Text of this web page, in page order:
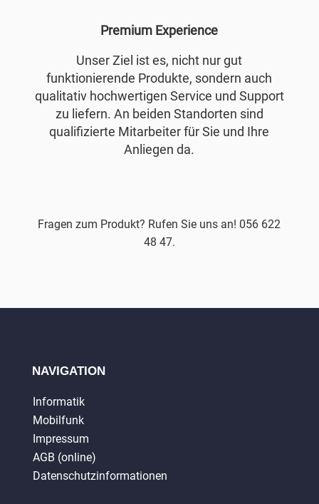
Premium Experience
Unser Ziel ist es, nicht nur gut
funktionierende Produkte, sondern auch
qualitativ hochwertigen Service und Support
zu liefern. An beiden Standorten sind
qualifizierte Mitarbeiter für Sie und Ihre
Anliegen da.
Fragen zum Produkt? Rufen Sie uns an! 056 622
48 47.
NAVIGATION
Informatik
Mobilfunk
Impressum
AGB (online)
Datenschutzinformationen